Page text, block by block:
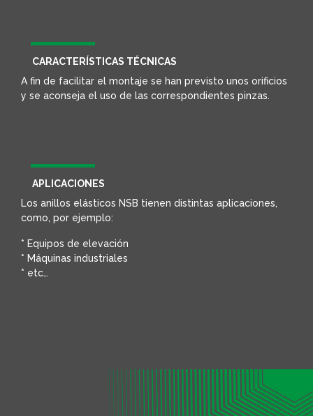
CARACTERÍSTICAS TÉCNICAS
A fin de facilitar el montaje se han previsto unos orificios
y se aconseja el uso de las correspondientes pinzas.
APLICACIONES
Los anillos elásticos NSB tienen distintas aplicaciones,
como, por ejemplo:
* Equipos de elevación
* Máquinas industriales
* etc…